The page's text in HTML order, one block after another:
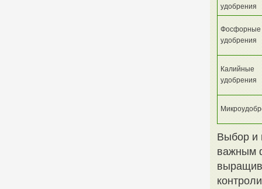
удобрения
Фосфорные
удобрения
Калийные
удобрения
Выбор и
важным